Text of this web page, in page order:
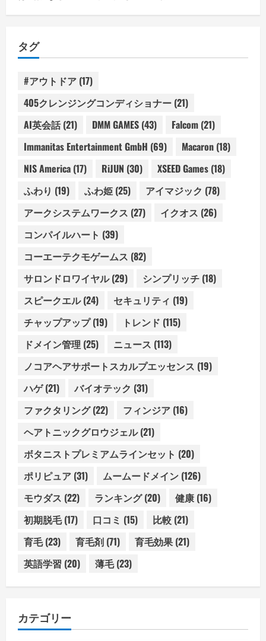
タグ
#アウトドア (17)
405クレンジングコンディショナー (21)
AI英会話(21) DMM GAMES (43) Falcom (21)
Immanitas Entertainment GmbH (69) Macaron (18)
NIS America (17) RiJUN (30) XSEED Games (18)
ふわり (19) ふわ姫 (25) アイマジック (78)
アークシステムワークス (27) イクオス (26)
コンパイルハート (39)
コーエーテクモゲームス (82)
サロンドロワイヤル(29) シンプリッチ (18)
スピークエル(24) セキュリティ (19)
チャップアップ(19) トレンド (115)
ドメイン管理 (25) ニュース (113)
ノコアヘアサポートスカルプエッセンス (19)
ハゲ(21) バイオテック (31)
ファクタリング(22) フィンジア (16)
ヘアトニックグロウジェル(21)
ボタニストプレミアムラインセット (20)
ポリピュア (31) ムームードメイン (126)
モウダス (22) ランキング(20) 健康 (16)
初期脱毛(17) 口コミ (15) 比較 (21)
育毛(23) 育毛剤 (71) 育毛効果 (21)
英語学習 (20) 薄毛(23)
カテゴリー